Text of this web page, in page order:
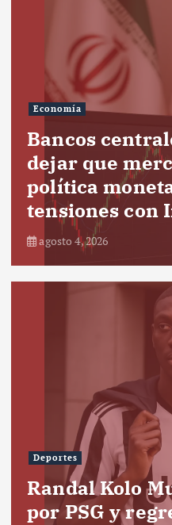
Economía
Bancos
dejar que
política
tensiones con
agosto 4, 2026
Deportes
Randal Kolo
por PSG y